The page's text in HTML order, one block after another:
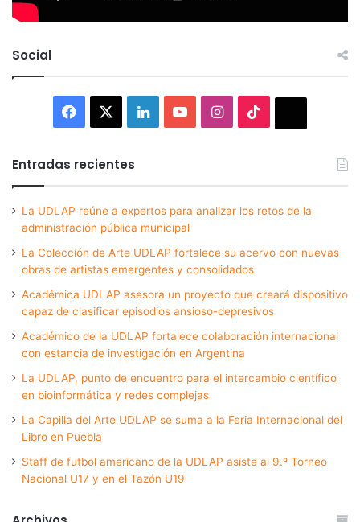
Social
Facebook LinkedInYouTubeInstagram
Entradas recientes
La UDLAP reúne a expertos para analizar los retos de la
administración pública municipal
La Colección de Arte UDLAP fortalece su acervo con nuevas
obras de artistas emergentes y consolidados
Académica UDLAP asesora un proyecto que creará dispositivo
capaz de clasificar episodios ansioso-depresivos
Académico de la UDLAP fortalece colaboración internacional
con estancia de investigación en Argentina
La UDLAP, punto de encuentro para el intercambio científico
en bioinformática y redes complejas
La Capilla del Arte UDLAP se suma a la Feria Internacional del
Libro en Puebla
Staff de futbol americano de la UDLAP asiste al 9.º Torneo
Nacional U17 y en el Tazón U19